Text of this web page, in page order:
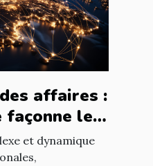
affaires :
façonne le
et dynamique